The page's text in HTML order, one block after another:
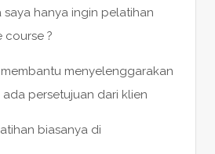
saya hanya ingin pelatihan
course ?
membantu menyelenggarakan
ada persetujuan dari klien
biasanya di